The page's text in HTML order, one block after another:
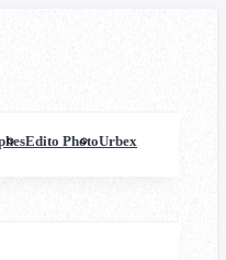
Edito PhotoUrbex